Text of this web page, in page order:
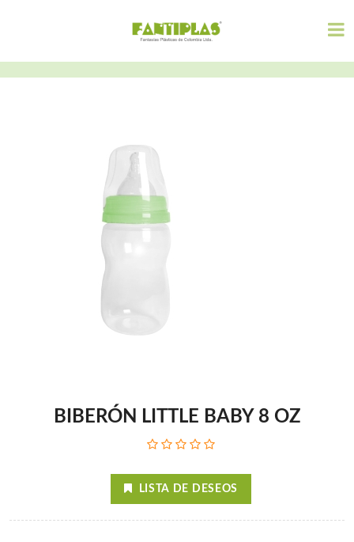
BIBERÓN LITTLE BABY 8 OZ
LISTA DE DESEOS